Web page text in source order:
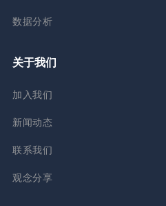
数据分析
关于我们
加入我们
新闻动态
联系我们
观念分享